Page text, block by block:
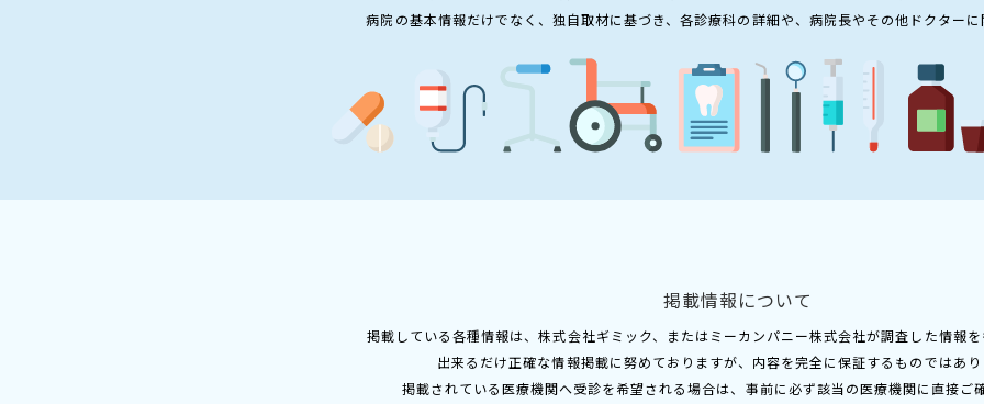
病院の基本情報だけでなく、独自取材に基づき、各診療科の詳細や、病院長やその他ドクター
掲載情報について
掲載している各種情報は、株式会社ギミック、またはミーカンパニー株式会社が調査した情報
出来るだけ正確な情報掲載に努めておりますが、内容を完全に保証するものではあ
掲載されている医療機関へ受診を希望される場合は、事前に必ず該当の医療機関に直接ご